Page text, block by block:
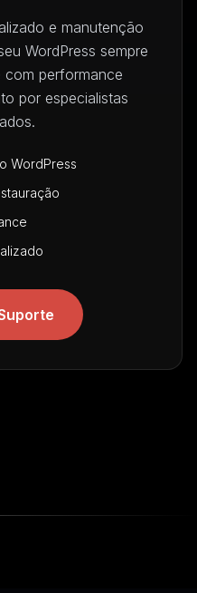
e manutenção
WordPress sempre
com performance
por especialistas
WordPress